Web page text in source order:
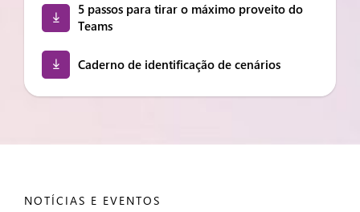
5 passos para tirar o máximo proveito do
Teams
Caderno de identificação de cenários
NOTÍCIAS E EVENTOS